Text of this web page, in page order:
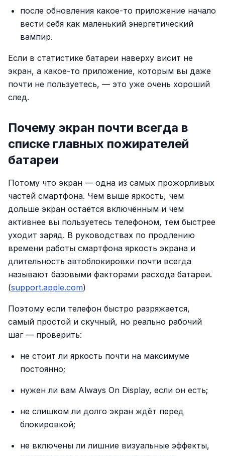
после обновления какое-то приложение начало
вести себя как маленький энергетический
вампир.
Если в статистике батареи наверху висит не
экран, а какое-то приложение, которым вы даже
почти не пользуетесь, — это уже очень хороший
след.
Почему экран почти всегда в
списке главных пожирателей
батареи
Потому что экран — одна из самых прожорливых
частей смартфона. Чем выше яркость, чем
дольше экран остаётся включённым и чем
активнее вы пользуетесь телефоном, тем быстрее
уходит заряд. В руководствах по продлению
времени работы смартфона яркость экрана и
длительность автоблокировки почти всегда
называют базовыми факторами расхода батареи.
(support.apple.com)
Поэтому если телефон быстро разряжается,
самый простой и скучный, но реально рабочий
шаг — проверить:
не стоит ли яркость почти на максимуме
постоянно;
нужен ли вам Always On Display, если он есть;
не слишком ли долго экран ждёт перед
блокировкой;
не включены ли лишние визуальные эффекты,